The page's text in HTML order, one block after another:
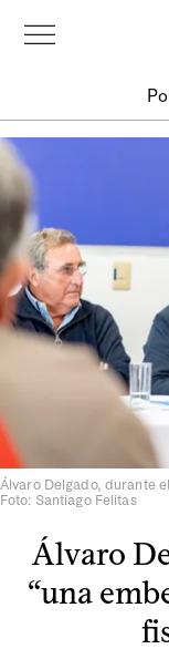
Álvaro Delgado, durante
Foto: Santiago Felitas
Álvaro
“una